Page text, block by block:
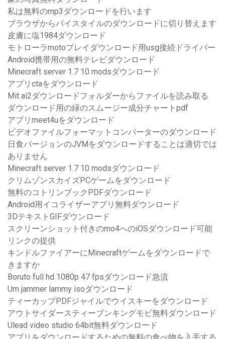
私は無料のmp3ダウンロードを行います
ブラウザからパイスタイルのダウンロードに切り替えます
皮膚に塩1984ダウンロード
モトローラmotoプレイダウンロード用usg接続ドライバー
Android携帯用の無料テレビダウンロード
Minecraft server 1.7 10 modsダウンロード
アプリctaをダウンロード
Mit ai2ダウンロードフォルダーからファイルを読み取る
ダウンロード用の緑のスムージー成分チャートpdf
アプリmeet4uをダウンロード
ビデオファイルフォーマットコンバーターのダウンロード
日食バージョンのJVMをダウンロードすることは適切では
ありません
Minecraft server 1.7 10 modsダウンロード
クリムゾンスカイズPCゲームをダウンロード
無料のコトリンブックPDFダウンロード
Android用イコライザーアプリ無料ダウンロード
3DテキストGIFダウンロード
スクリーンショット付きのmo4へのiOSダウンロード可能
リンクの提供
キンドルファイアーにMinecraftゲームをダウンロードで
きますか
Boruto full hd 1080p 47 fpsダウンロード急流
Um jammer lammy isoダウンロード
ティーカップPDFジャイルでウイスキーをダウンロード
アウトサイダースティーブンキングモビ無料ダウンロード
Ulead video studio 64bit無料ダウンロード